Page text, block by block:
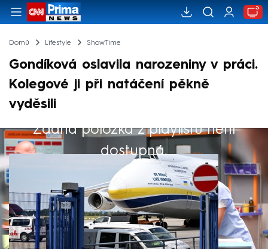
Domů Lifestyle ShowTime
Gondíková oslavila narozeniny v práci.
Kolegové ji při natáčení pěkně
vyděsili
Žádná položka z playlistu není
dostupná.
Výběr redakce